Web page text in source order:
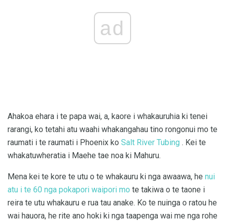
ad
Ahakoa ehara i te papa wai, a, kaore i whakauruhia ki tenei
rarangi, ko tetahi atu waahi whakangahau tino rongonui mo te
raumati i te raumati i Phoenix ko Salt River Tubing . Kei te
whakatuwheratia i Maehe tae noa ki Mahuru.
Mena kei te kore te utu o te whakauru ki nga awaawa, he nui
atu i te 60 nga pokapori waipori mo te takiwa o te taone i
reira te utu whakauru e rua tau anake. Ko te nuinga o ratou he
wai hauora, he rite ano hoki ki nga taapenga wai me nga rohe